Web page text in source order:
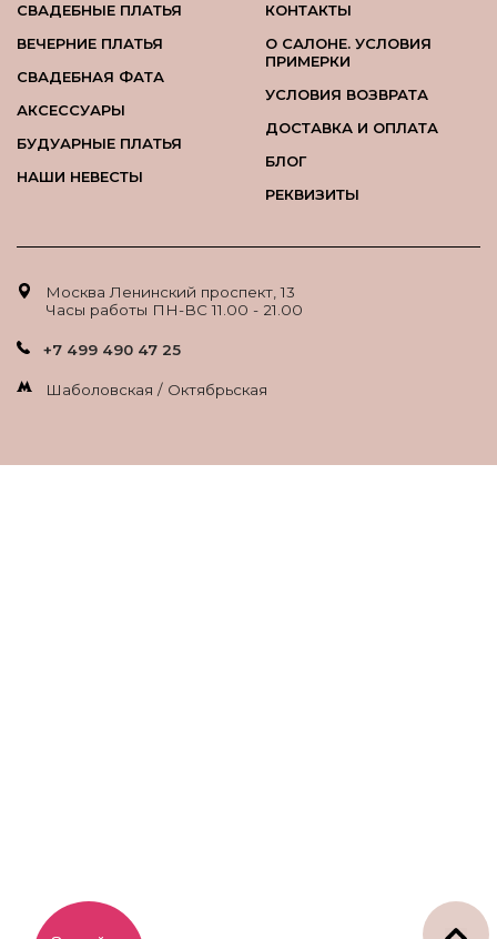
СВАДЕБНЫЕ ПЛАТЬЯ
ВЕЧЕРНИЕ ПЛАТЬЯ
СВАДЕБНАЯ ФАТА
АКСЕССУАРЫ
БУДУАРНЫЕ ПЛАТЬЯ
НАШИ НЕВЕСТЫ
КОНТАКТЫ
О САЛОНЕ. УСЛОВИЯ
ПРИМЕРКИ
УСЛОВИЯ ВОЗВРАТА
ДОСТАВКА И ОПЛАТА
БЛОГ
РЕКВИЗИТЫ
Москва Ленинский проспект, 13
Часы работы ПН-ВС 11.00 - 21.00
+7 499 490 47 25
Шаболовская / Октябрьская